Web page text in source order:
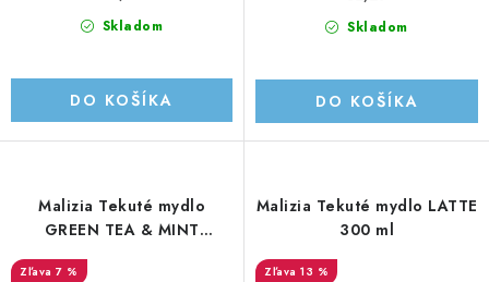
Skladom
DO KOŠÍKA
Skladom
DO KOŠÍKA
Malizia Tekuté mydlo
GREEN TEA & MINT
7 %
Malizia Tekuté mydlo LATTE
300 ml
13 %